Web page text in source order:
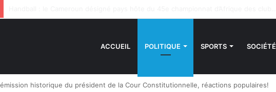
ACCUEIL POLITIQUE SPORTS SOCIÉTÉ
historique du président de la Cour Constitutionnelle, réactions populaires!